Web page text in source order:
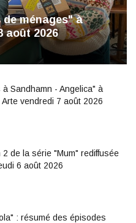
de ménages" à
août 2026
à Sandhamn - Angelica" à
vendredi 7 août 2026
2 de la série "Mum" rediffusée
6 août 2026
: résumé des épisodes